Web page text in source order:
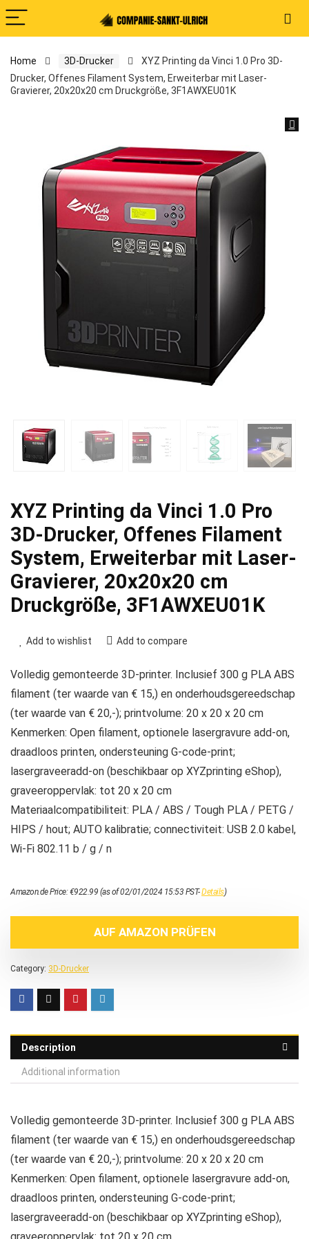
Home 3D-Drucker
XYZ Printing da Vinci 1.0 Pro 3D-
Drucker, Offenes Filament System, Erweiterbar mit Laser-
Gravierer, 20x20x20 cm Druckgröße, 3F1AWXEU01K
XYZ Printing da Vinci 1.0 Pro
3D-Drucker, Offenes Filament
System, Erweiterbar mit Laser-
Gravierer, 20x20x20 cm
Druckgröße, 3F1AWXEU01K
Add to wishlist Add to compare
Volledig gemonteerde 3D-printer. Inclusief 300 g PLA ABS
filament (ter waarde van € 15,) en onderhoudsgereedschap
(ter waarde van € 20,-); printvolume: 20 x 20 x 20 cm
Kenmerken: Open filament, optionele lasergravure add-on,
draadloos printen, ondersteuning G-code-print;
lasergraveeradd-on (beschikbaar op XYZprinting eShop),
graveeroppervlak: tot 20 x 20 cm
Materiaalcompatibiliteit: PLA / ABS / Tough PLA / PETG /
HIPS / hout; AUTO kalibratie; connectiviteit: USB 2.0 kabel,
Wi-Fi 802.11 b / g / n
Amazon.de Price:€922.99 (as of 02/01/2024 15:53 PST-Details)
AUF AMAZON PRÜFEN
Category: 3D-Drucker
Description
Additional information
Volledig gemonteerde 3D-printer. Inclusief 300 g PLA ABS
filament (ter waarde van € 15,) en onderhoudsgereedschap
(ter waarde van € 20,-); printvolume: 20 x 20 x 20 cm
Kenmerken: Open filament, optionele lasergravure add-on,
draadloos printen, ondersteuning G-code-print;
lasergraveeradd-on (beschikbaar op XYZprinting eShop),
graveeroppervlak: tot 20 x 20 cm